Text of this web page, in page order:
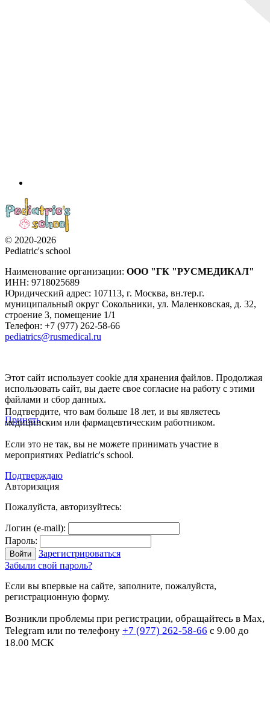
© 2020-2026
Pediatric's school
Наименование организации: ООО "ГК "РУСМЕДИКАЛ"
ИНН: 9718025689
Юридический адрес: 107113, г. Москва, вн.тер.г.
муниципальный округ Сокольники, ул. Маленковская, д. 32,
строение 3, помещение 1/1
Телефон: +7 (977) 262-58-66
pediatrics@rusmedical.ru
Этот сайт использует cookie для хранения файлов. Продолжая
использовать сайт, вы даете свое согласие на работу с этими
файлами и сбор данных.
Принять
Подтвердите, что вам больше 18 лет, и вы являетесь
медицинским или фармацевтическим работником.
Если это не так, вы не можете принимать участие в
мероприятиях Pediatric's school.
Подтверждаю
Авторизация
Пожалуйста, авторизуйтесь:
Логин (e-mail):
Пароль:
Зарегистрироваться
Забыли свой пароль?
Если вы впервые на сайте, заполните, пожалуйста,
регистрационную форму.
Возникли проблемы при регистрации, обращайтесь в Max,
Telegram или по телефону +7 (977) 262-58-66 с 9.00 до
18.00 МСК